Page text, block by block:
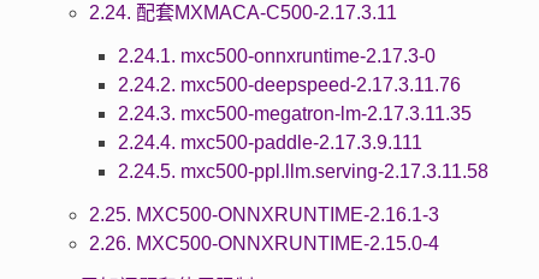
2.24. 配套MXMACA-C500-2.17.3.11
2.24.1. mxc500-onnxruntime-2.17.3-0
2.24.2. mxc500-deepspeed-2.17.3.11.76
2.24.3. mxc500-megatron-lm-2.17.3.11.35
2.24.4. mxc500-paddle-2.17.3.9.111
2.24.5. mxc500-ppl.llm.serving-2.17.3.11.58
2.25. MXC500-ONNXRUNTIME-2.16.1-3
2.26. MXC500-ONNXRUNTIME-2.15.0-4